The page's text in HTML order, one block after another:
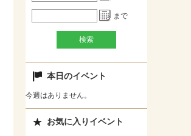
まで
本日のイベント
今週はありません。
お気に入りイベント